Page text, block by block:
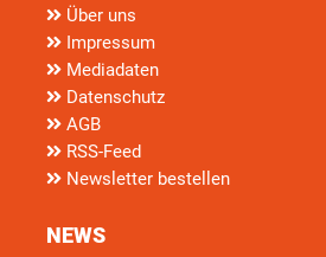
Über uns
Impressum
Mediadaten
Datenschutz
AGB
RSS-Feed
Newsletter bestellen
NEWS